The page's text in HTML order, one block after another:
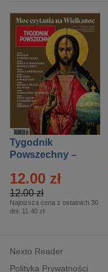
Tygodnik
Powszechny –
12.00 zł
12.00 zł
Najniższa cena z ostatnich 30
dni: 11.40 zł
Nexto Reader
Polityka Prywatności